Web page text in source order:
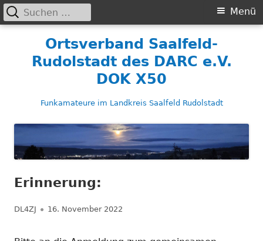
Ortsverband Saalfeld-
Rudolstadt des DARC e.V.
DOK X50
Funkamateure im Landkreis Saalfeld Rudolstadt
Primäres
Menü
Suchen
nach:
Erinnerung:
Autor
DL4ZJ Veröffentlicht
16. November 2022